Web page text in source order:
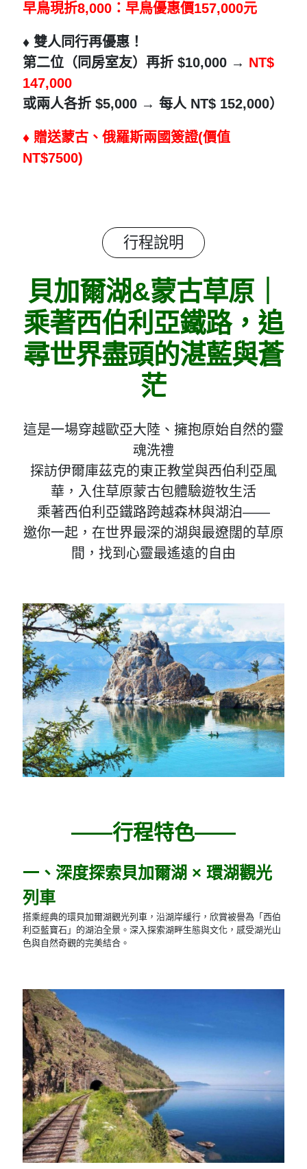
早鳥現折8,000：早鳥優惠價157,000元
♦️ 雙人同行再優惠！
第二位（同房室友）再折 $10,000 → NT$
147,000
或兩人各折 $5,000 → 每人 NT$ 152,000）
♦️ 贈送蒙古、俄羅斯兩國簽證(價值
NT$7500)
行程說明
貝加爾湖&蒙古草原｜
乘著西伯利亞鐵路，追
尋世界盡頭的湛藍與蒼
茫
這是一場穿越歐亞大陸、擁抱原始自然的靈
魂洗禮
探訪伊爾庫茲克的東正教堂與西伯利亞風
華，入住草原蒙古包體驗遊牧生活
乘著西伯利亞鐵路跨越森林與湖泊——
邀你一起，在世界最深的湖與最遼闊的草原
間，找到心靈最遙遠的自由
——行程特色——
一、深度探索貝加爾湖 × 環湖觀光
列車
搭乘經典的環貝加爾湖觀光列車，沿湖岸緩行，欣賞被譽為「西伯
利亞藍寶石」的湖泊全景。深入探索湖畔生態與文化，感受湖光山
色與自然奇觀的完美結合。